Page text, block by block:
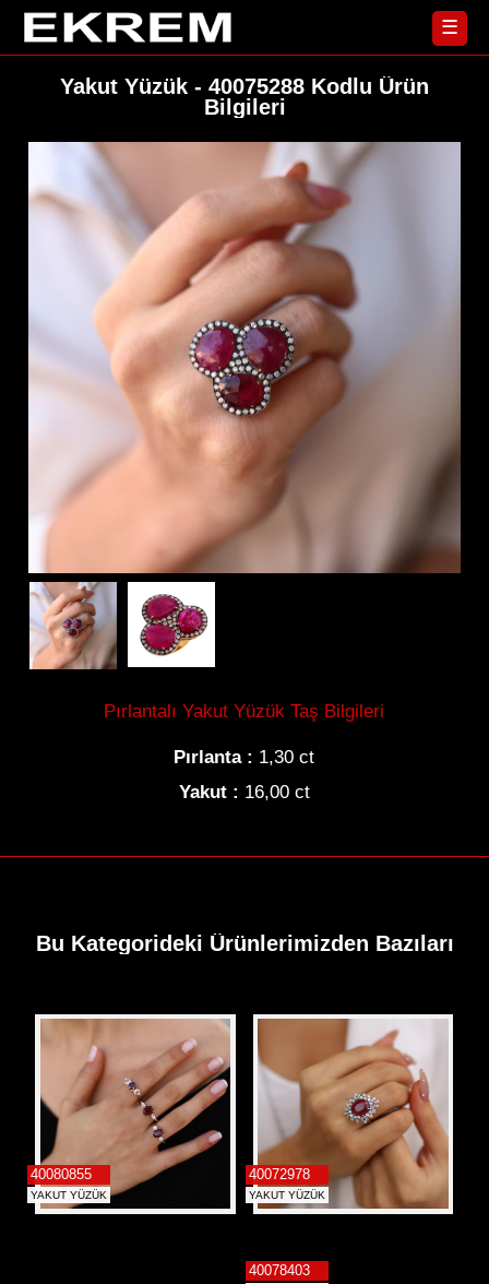
☰
Ana
Sayfa
Koleksiyonlar
Yüzük
Küpe
Kolye
Gerdanlık
Bilezik
Tektaş
Alyans
Hikayemiz
İletişim
Yakut Yüzük - 40075288 Kodlu Ürün
Bilgileri
Pırlantalı Yakut Yüzük Taş Bilgileri
Pırlanta : 1,30 ct
Yakut : 16,00 ct
Bu Kategorideki Ürünlerimizden Bazıları
40080855
YAKUT YÜZÜK
40072978
YAKUT YÜZÜK
40078403